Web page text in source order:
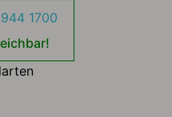
1700